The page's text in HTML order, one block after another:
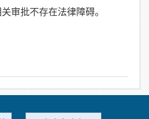
审批不存在法律障碍。